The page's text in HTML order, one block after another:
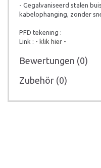
- Gegalvaniseerd stalen
kabelophanging, zonder
PFD tekening :
Link : - klik hier -
Bewertungen (0)
Zubehör (0)